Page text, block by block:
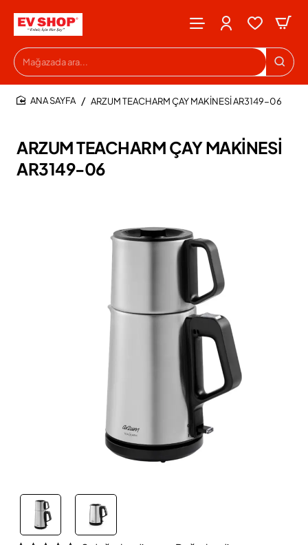
Mağazada
ara...
ARZUM TEACHARM ÇAY MAKİNESİ
AR3149-06
ARZUM TEACHARM ÇAY MAKİNESİ AR3149-06